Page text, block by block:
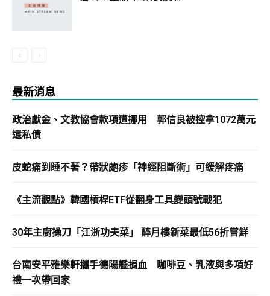
最新消息
政治獻金、文教協會款項遭挪用 郭信良被控拿1072萬元
還私債
皮蛇痛到睡不著？帶狀皰疹「神經阻斷術」可緩解疼痛
《主流觀點》韓國槓桿ETF從翻身工具變頭號戰犯
30年主廚操刀「江浙功夫菜」 醉月樓新菜最低56折嘗鮮
台南安平雅樂軒攜手德陽艦捐血 咖啡豆、乳液與多項好
禮一次帶回家